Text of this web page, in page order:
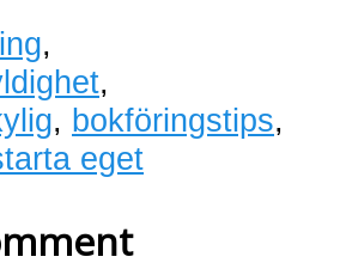
,
,
, bokföringstips,
eget